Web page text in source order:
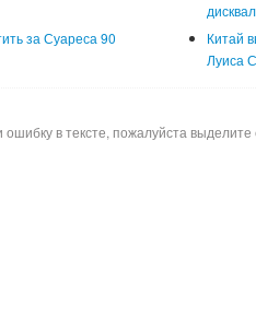
за Суареса 90
Китай
Луиса
ошибку в тексте, пожалуйста